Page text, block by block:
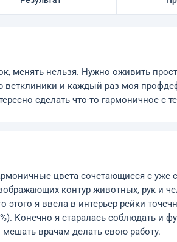
менять нельзя. Нужно оживить
и каждый раз моя
сделать что-то гармоничное с
цвета сочетающиеся с
контур животных, рук и
я ввела в интерьер рейки
Конечно я старалась соблюдать и
врачам делать свою работу.